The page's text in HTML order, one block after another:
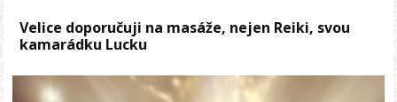
Velice doporučuji na masáže, nejen Reiki, svou
kamarádku Lucku